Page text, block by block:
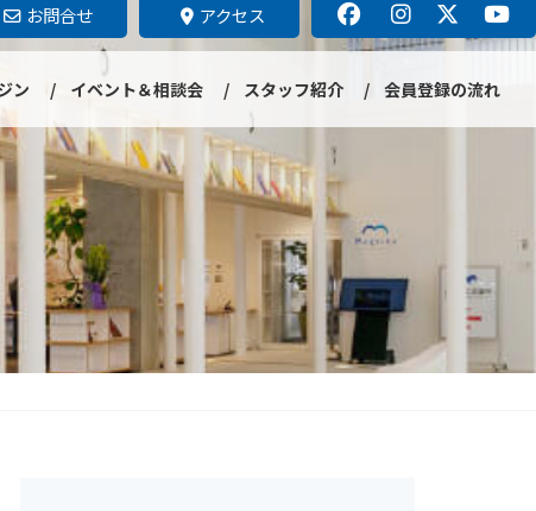
お問合せ アクセス
ン イベント＆相談会 スタッフ紹介 会員登録の流れ